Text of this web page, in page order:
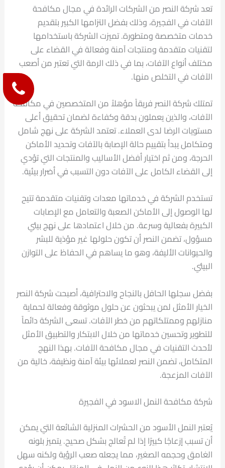
تعد شركة النصر من الشركات الرائدة في مجال مكافحة
الآفات في الفجيرة، وذلك بفضل التزامها الكبير بتقديم
خدمات متخصصة ومتطورة. تميزت الشركة باستخدامها
لتقنيات متقدمة ومنتجات آمنة وفعالة في القضاء على
مختلف أنواع الآفات، بما في ذلك الرمة التي تعتبر من أصعب
الآفات في التخلص منها.
تمتلك شركة النصر فريقاً مؤهلاً من المتخصصين في مكافحة
الآفات، والذين يعملون بدقة وكفاءة لضمان تحقيق أعلى
مستويات الرضا لدى العملاء. تعتمد الشركة على نهج شامل
ومتكامل يبدأ بتقييم حالة الإصابة بالآفات وتحديد الأماكن
الحرجة، ومن ثم اختيار أفضل الأساليب والمنتجات التي تؤدي
إلى القضاء الكامل على الآفات دون التسبب في أضرار بيئية.
تستخدم الشركة في خدماتها معدات وتقنيات متقدمة تتيح
لها الوصول إلى الأماكن الصعبة والتعامل مع الإصابات
الكبيرة بفعالية وسرعة. من خلال اعتمادها على نهج بيئي
مسؤول، تضمن النصر أن تكون حلولها غير مؤذية للبشر
والحيوانات الأليفة، وهو ما يساهم في الحفاظ على التوازن
البيئي.
بفضل سجلها الحافل بالنجاح والاحترافية، أصبحت شركة النصر
الخيار الأمثل لمن يبحثون عن حلول موثوقة وفعالة لحماية
منازلهم وممتلكاتهم من خطر الآفات. تسعى الشركة دائماً
للتطوير وتحسين خدماتها من خلال الابتكار والتطبيق الأمثل
لأحدث التقنيات في مجال مكافحة الآفات. بهذا النهج
المتكامل، تضمن النصر لعملائها بيئة آمنة ونظيفة، خالية من
الآفات المزعجة.
شركة مكافحة النمل الاسود في الفجيرة
يُعتبر النمل الأسود من الحشرات المنزلية الشائعة التي يمكن
أن تسبب إزعاجًا كبيرًا إذا لم تُعالج بشكل صحيح. يتميز بلونه
الغامق وحجمه الصغير، مما يجعله صعب الرؤية ولكنه سهل